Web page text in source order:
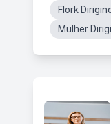
Flork
Mulher